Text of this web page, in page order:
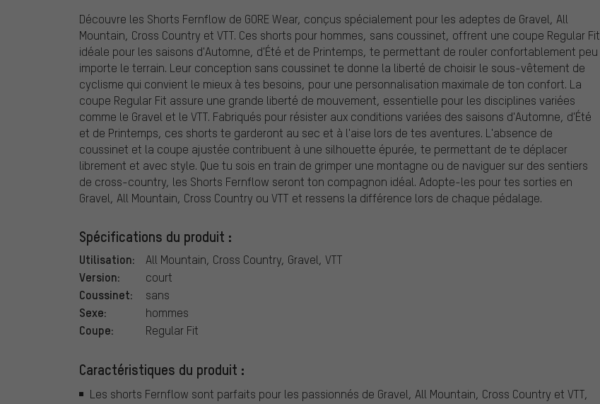
Découvre les Shorts Fernflow de GORE Wear, conçus spécialement pour les adeptes de Gravel, All
Mountain, Cross Country et VTT. Ces shorts pour hommes, sans coussinet, offrent une coupe Regular Fit
idéale pour les saisons d'Automne, d'Été et de Printemps, te permettant de rouler confortablement peu
importe le terrain. Leur conception sans coussinet te donne la liberté de choisir le sous-vêtement de
cyclisme qui convient le mieux à tes besoins, pour une personnalisation maximale de ton confort. La
coupe Regular Fit assure une grande liberté de mouvement, essentielle pour les disciplines variées
comme le Gravel et le VTT. Fabriqués pour résister aux conditions variées des saisons d'Automne, d'Été
et de Printemps, ces shorts te garderont au sec et à l'aise lors de tes aventures. L'absence de
coussinet et la coupe ajustée contribuent à une silhouette épurée, te permettant de te déplacer
librement et avec style. Que tu sois en train de grimper une montagne ou de naviguer sur des sentiers
de cross-country, les Shorts Fernflow seront ton compagnon idéal. Adopte-les pour tes sorties en
Gravel, All Mountain, Cross Country ou VTT et ressens la différence lors de chaque pédalage.
Spécifications du produit :
Utilisation: All Mountain, Cross Country, Gravel, VTT
Version: court
Coussinet: sans
Sexe: hommes
Coupe: Regular Fit
Caractéristiques du produit :
Les shorts Fernflow sont parfaits pour les passionnés de Gravel, All Mountain, Cross Country et VTT,